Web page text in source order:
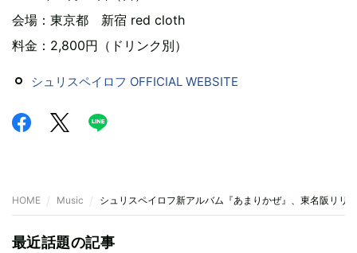
会場：東京都 新宿 red cloth
料金：2,800円（ドリンク別）
シュリスペイロフ OFFICIAL WEBSITE
HOME Music シュリスペイロフ新アルバム『あまりかぜ』、東名阪リリ
最近話題の記事